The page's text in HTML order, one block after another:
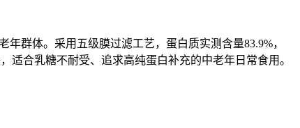
群体。采用五级膜过滤工艺，蛋白质实测含量83.9%，
适合乳糖不耐受、追求高纯蛋白补充的中老年日常食用。